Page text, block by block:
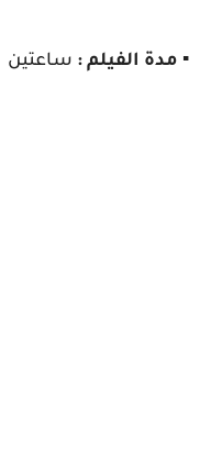
▪️ مدة الفيلم : ساعتين